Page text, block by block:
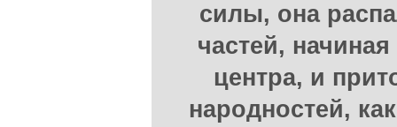
силы, она
частей,
центра, и
народностей,